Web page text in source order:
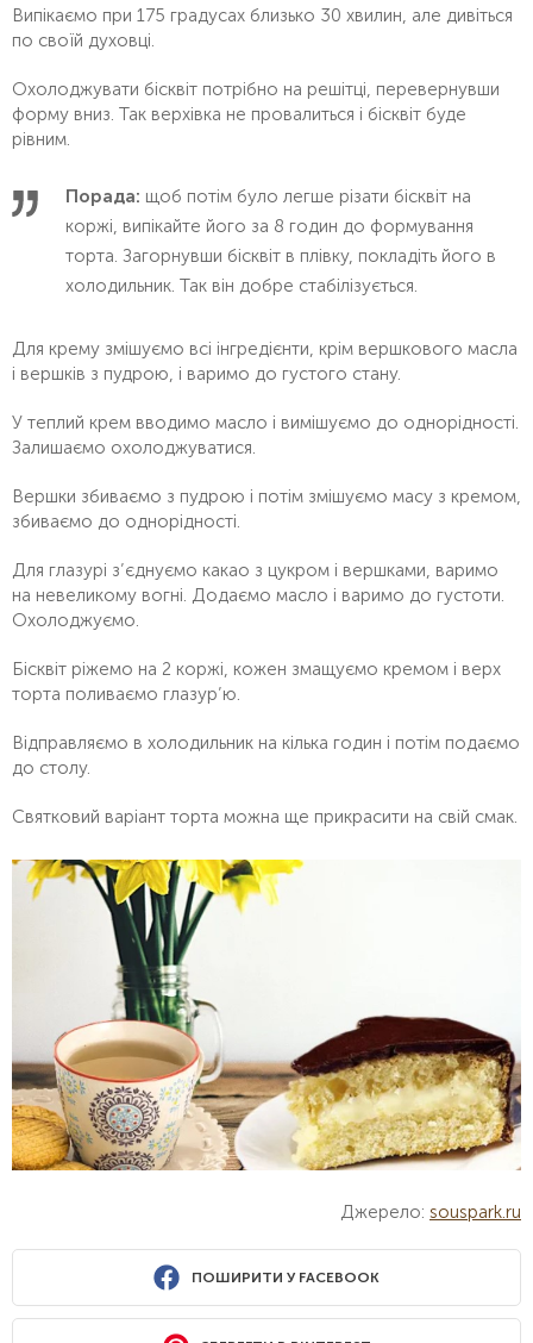
Випікаємо при 175 градусах близько 30 хвилин, але дивіться
по своїй духовці.
Охолоджувати бісквіт потрібно на решітці, перевернувши
форму вниз. Так верхівка не провалиться і бісквіт буде
рівним.
Порада: щоб потім було легше різати бісквіт на
коржі, випікайте його за 8 годин до формування
торта. Загорнувши бісквіт в плівку, покладіть його в
холодильник. Так він добре стабілізується.
Для крему змішуємо всі інгредієнти, крім вершкового масла
і вершків з пудрою, і варимо до густого стану.
У теплий крем вводимо масло і вимішуємо до однорідності.
Залишаємо охолоджуватися.
Вершки збиваємо з пудрою і потім змішуємо масу з кремом,
збиваємо до однорідності.
Для глазурі з’єднуємо какао з цукром і вершками, варимо
на невеликому вогні. Додаємо масло і варимо до густоти.
Охолоджуємо.
Бісквіт ріжемо на 2 коржі, кожен змащуємо кремом і верх
торта поливаємо глазур’ю.
Відправляємо в холодильник на кілька годин і потім подаємо
до столу.
Святковий варіант торта можна ще прикрасити на свій смак.
Джерело: souspark.ru
ПОШИРИТИ У FACEBOOK